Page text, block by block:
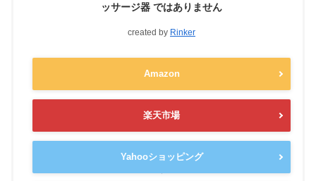
ッサージ器 ではありません
created by Rinker
Amazon
楽天市場
Yahooショッピング